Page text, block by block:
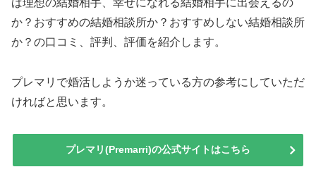
ば理想の結婚相手、幸せになれる結婚相手に出会えるの
か？おすすめの結婚相談所か？おすすめしない結婚相談所
か？の口コミ、評判、評価を紹介します。
プレマリで婚活しようか迷っている方の参考にしていただ
ければと思います。
プレマリ(Premarri)の公式サイトはこちら